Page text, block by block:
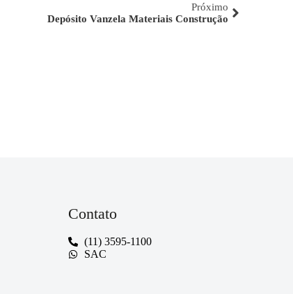
Próximo
Depósito Vanzela Materiais Construção
Contato
(11) 3595-1100
SAC